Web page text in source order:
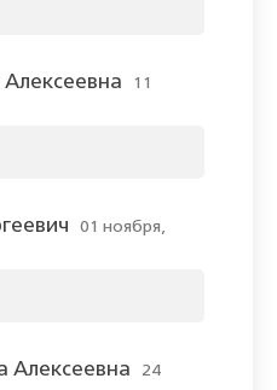
11
01 ноября,
Алексеевна
24